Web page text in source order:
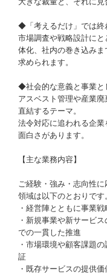
◆「考えるだけ」では終
市場調査や戦略設計に
体化、社内の巻き込み
求められます。
◆社会的な意義と事業と
アスベスト管理や産業
直結するテーマ。
法令対応に追われる企
面白さがあります。
【主な業務内容】
ご経験・強み・志向性
領域は以下のとおりです
・経営陣とともに事業
・新規事業や新サービ
での一貫した推進
・市場環境や顧客課題
証
・既存サービスの提供